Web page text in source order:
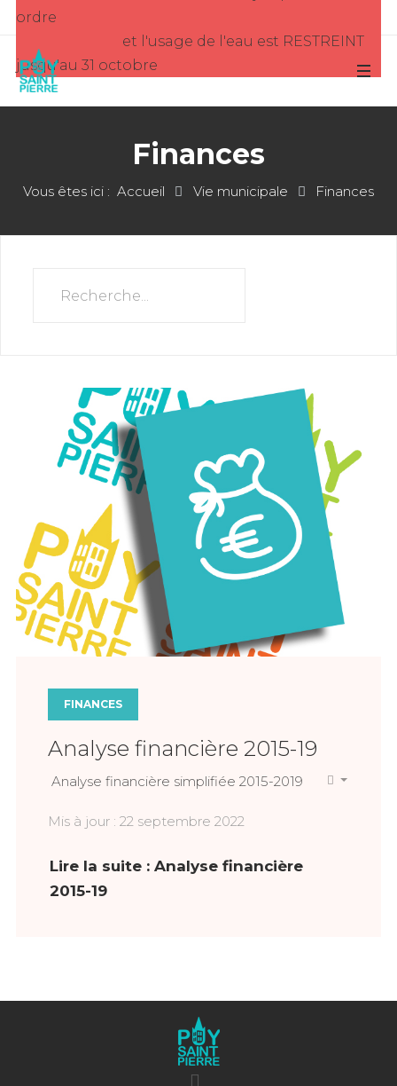
ordre
et l'usage de l'eau est RESTREINT
jusqu'au 31 octobre
Finances
Vous êtes ici : Accueil Vie municipale Finances
FINANCES
Analyse financière 2015-19
Analyse financière simplifiée 2015-2019
Mis à jour : 22 septembre 2022
Lire la suite : Analyse financière
2015-19